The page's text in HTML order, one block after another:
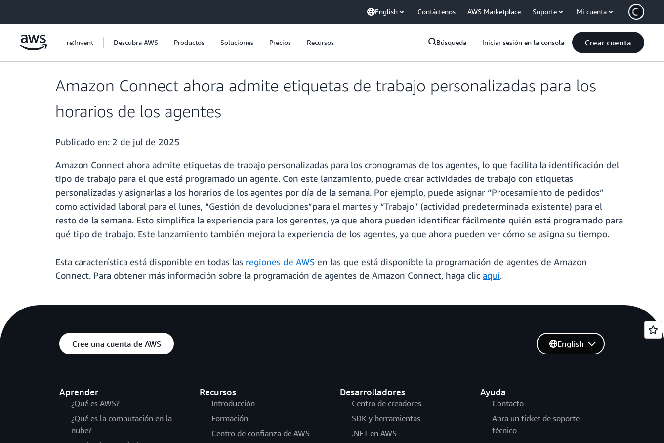
English Contáctenos AWS Marketplace Soporte Mi cuenta
re:Invent Descubra AWS Productos Soluciones Precios Recursos Búsqueda Iniciar sesión en la consola Crear cuenta
Amazon Connect ahora admite etiquetas de trabajo personalizadas para los
horarios de los agentes
Publicado en: 2 de jul de 2025
Amazon Connect ahora admite etiquetas de trabajo personalizadas para los cronogramas de los agentes, lo que facilita la identificación del
tipo de trabajo para el que está programado un agente. Con este lanzamiento, puede crear actividades de trabajo con etiquetas
personalizadas y asignarlas a los horarios de los agentes por día de la semana. Por ejemplo, puede asignar “Procesamiento de pedidos”
como actividad laboral para el lunes, “Gestión de devoluciones”para el martes y “Trabajo” (actividad predeterminada existente) para el
resto de la semana. Esto simplifica la experiencia para los gerentes, ya que ahora pueden identificar fácilmente quién está programado para
qué tipo de trabajo. Este lanzamiento también mejora la experiencia de los agentes, ya que ahora pueden ver cómo se asigna su tiempo.
Esta característica está disponible en todas las regiones de AWS en las que está disponible la programación de agentes de Amazon
Connect. Para obtener más información sobre la programación de agentes de Amazon Connect, haga clic aquí.
Cree una cuenta de AWS
Aprender
¿Qué es AWS?
¿Qué es la computación en la
nube?
Recursos
Introducción
Formación
Centro de confianza de AWS
Desarrolladores
Centro de creadores
SDK y herramientas
.NET en AWS
Ayuda
Contacto
Abra un ticket de soporte
técnico
English